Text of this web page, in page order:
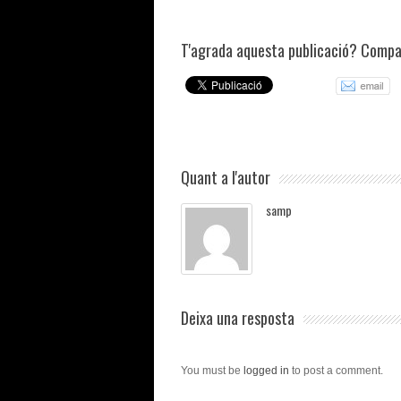
T'agrada aquesta publicació?
Quant a l'autor
samp
Deixa una resposta
You must be logged in to post a comment.